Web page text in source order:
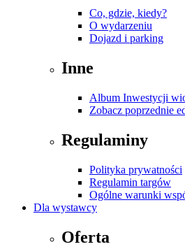
Co, gdzie, kiedy?
O wydarzeniu
Dojazd i parking
Inne
Album Inwestycji
Zobacz poprzednie
Regulaminy
Polityka prywatności
Regulamin targów
Ogólne warunki
Dla wystawcy
Oferta